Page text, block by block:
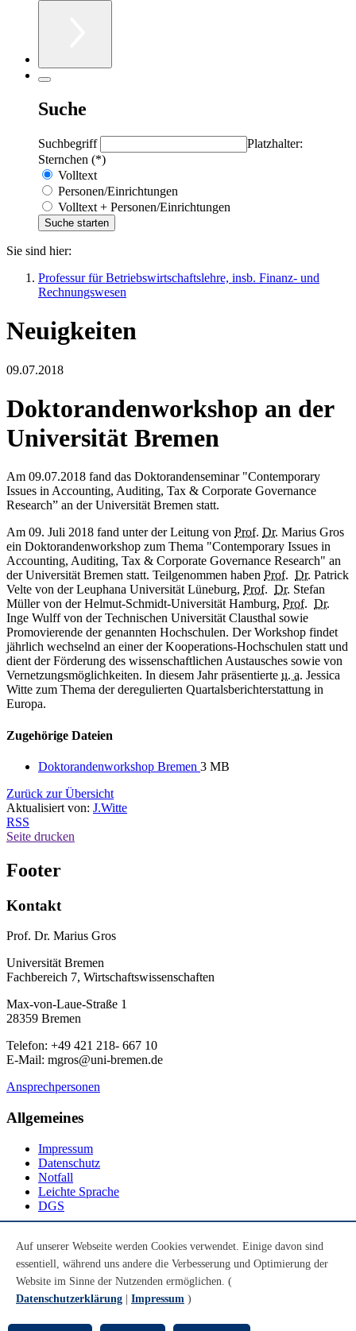
Suche
Suchbegriff
Platzhalter:
Sternchen (*)
Volltext
Personen/Einrichtungen
Volltext + Personen/Einrichtungen
Sie sind hier:
Professur für Betriebswirtschaftslehre, insb. Finanz- und
Rechnungswesen
Neuigkeiten
09.07.2018
Doktorandenworkshop an der
Universität Bremen
Am 09.07.2018 fand das Doktorandenseminar "Contemporary
Issues in Accounting, Auditing, Tax & Corporate Governance
Research” an der Universität Bremen statt.
Am 09. Juli 2018 fand unter der Leitung von Prof. Dr. Marius Gros
ein Doktorandenworkshop zum Thema "Contemporary Issues in
Accounting, Auditing, Tax & Corporate Governance Research" an
der Universität Bremen statt. Teilgenommen haben Prof. Dr. Patrick
Velte von der Leuphana Universität Lüneburg, Prof. Dr. Stefan
Müller von der Helmut-Schmidt-Universität Hamburg, Prof. Dr.
Inge Wulff von der Technischen Universität Clausthal sowie
Promovierende der genannten Hochschulen. Der Workshop findet
jährlich wechselnd an einer der Kooperations-Hochschulen statt und
dient der Förderung des wissenschaftlichen Austausches sowie von
Vernetzungsmöglichkeiten. In diesem Jahr präsentierte u. a. Jessica
Witte zum Thema der deregulierten Quartalsberichterstattung in
Europa.
Zugehörige Dateien
Doktorandenworkshop Bremen 3 MB
Zurück zur Übersicht
Aktualisiert von: J.Witte
RSS
Seite drucken
Footer
Kontakt
Prof. Dr. Marius Gros
Universität Bremen
Fachbereich 7, Wirtschaftswissenschaften
Max-von-Laue-Straße 1
28359 Bremen
Telefon: +49 421 218- 667 10
E-Mail: mgros@uni-bremen.de
Ansprechpersonen
Allgemeines
Impressum
Datenschutz
Notfall
Leichte Sprache
DGS
Youtube
Instagram
LinkedIn
Auf unserer Webseite werden Cookies verwendet. Einige davon sind
essentiell, während uns andere die Verbesserung und Optimierung der
Website im Sinne der Nutzenden ermöglichen. (
Datenschutzerklärung
Impressum )